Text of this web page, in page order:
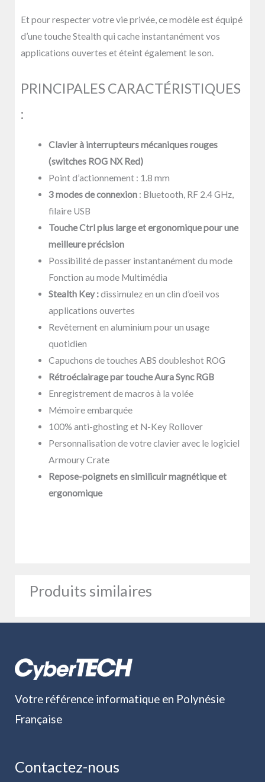
Et pour respecter votre vie privée, ce modèle est équipé
d’une touche Stealth qui cache instantanément vos
applications ouvertes et éteint également le son.
PRINCIPALES CARACTÉRISTIQUES
:
Clavier à interrupteurs mécaniques rouges
(switches ROG NX Red)
Point d’actionnement : 1.8 mm
3 modes de connexion: Bluetooth, RF 2.4 GHz,
filaire USB
Touche Ctrl plus large et ergonomique pour une
meilleure précision
Possibilité de passer instantanément du mode
Fonction au mode Multimédia
Stealth Key :dissimulez en un clin d’oeil vos
applications ouvertes
Revêtement en aluminium pour un usage
quotidien
Capuchons de touches ABS doubleshot ROG
Rétroéclairage par touche Aura Sync RGB
Enregistrement de macros à la volée
Mémoire embarquée
100% anti-ghosting et N-Key Rollover
Personnalisation de votre clavier avec le logiciel
Armoury Crate
Repose-poignets en similicuir magnétique et
ergonomique
Produits similaires
Votre référence informatique en Polynésie
Française
Contactez-nous